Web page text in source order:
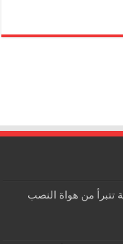
تتبرأ من هواة النصب